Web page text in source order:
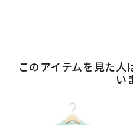
このアイテムを見た人
い